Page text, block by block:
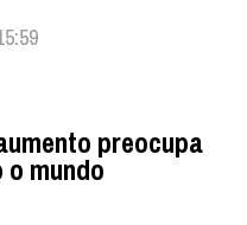
preocupa
mundo